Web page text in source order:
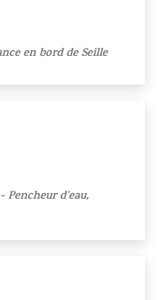
en bord de Seille
Pencheur d'eau,